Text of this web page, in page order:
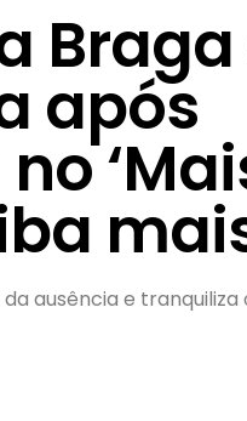
Braga
após
ausência e tranquiliza